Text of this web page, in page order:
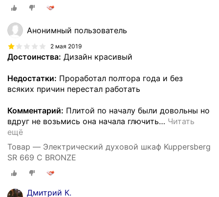
Анонимный пользователь
2 мая 2019
Достоинства: Дизайн красивый
Недостатки: Проработал полтора года и без
всяких причин перестал работать
Комментарий: Плитой по началу были довольны но
вдруг не возьмись она начала глючить… Читать
ещё
Товар — Электрический духовой шкаф Kuppersberg
SR 669 C BRONZE
Дмитрий К.